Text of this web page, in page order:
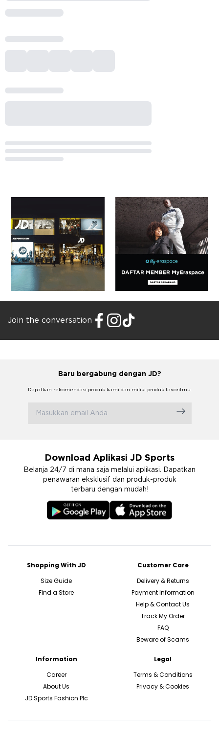
Join the conversation
Baru bergabung dengan JD?
Dapatkan rekomendasi produk kami dan miliki produk favoritmu.
Download Aplikasi JD Sports
Belanja 24/7 di mana saja melalui aplikasi. Dapatkan
penawaran eksklusif dan produk-produk
terbaru dengan mudah!
Shopping With JD
Size Guide
Find a Store
Customer Care
Delivery & Returns
Payment Information
Help & Contact Us
Track My Order
FAQ
Beware of Scams
Information
Career
About Us
JD Sports Fashion Plc
Legal
Terms & Conditions
Privacy & Cookies